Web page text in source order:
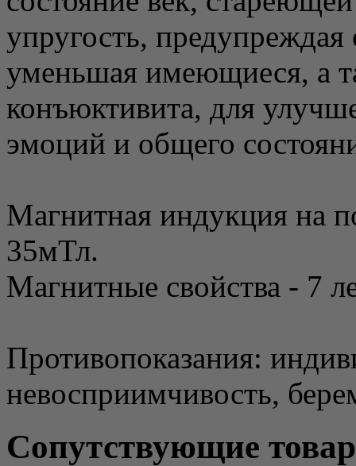
упругость,
уменьшая имеющиеся, а
конъюктивита, для
эмоций и общего
Магнитная индукция на
35мТл.
Магнитные свойства - 7
Противопоказания:
невосприимчивость,
Сопутствующие